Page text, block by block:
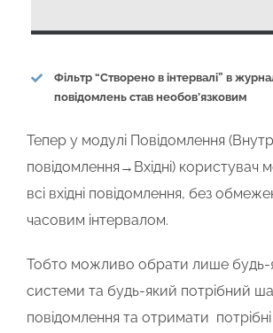
Фільтр “Створено в інтервалі” в
повідомлень став необов’язковим
Тепер у модулі Повідомлення (
повідомлення→Вхідні) користувач
всі вхідні повідомлення, без
часовим інтервалом.
Тобто можливо обрати лише будь-
системи та будь-який потрібний
повідомлення та отримати потрібні